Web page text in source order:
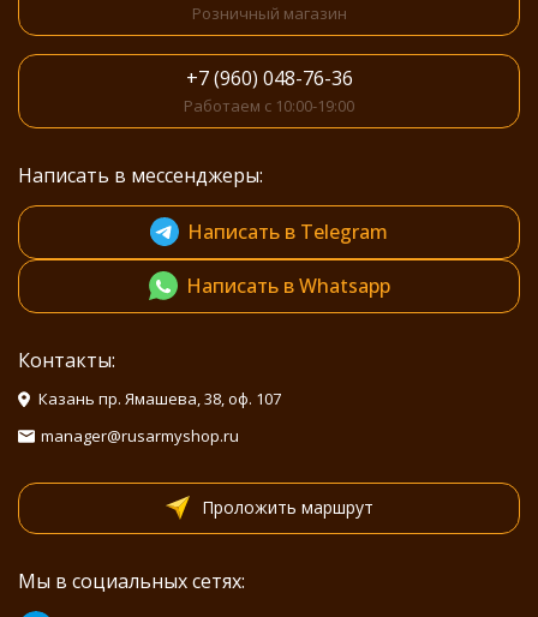
Розничный магазин
+7 (960) 048-76-36
Работаем с 10:00-19:00
Написать в мессенджеры:
Написать в Telegram
Написать в Whatsapp
Контакты:
Казань пр. Ямашева, 38, оф. 107
manager@rusarmyshop.ru
Проложить маршрут
Мы в социальных сетях: